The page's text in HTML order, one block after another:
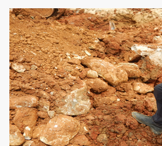
Transportbreite
Transportlänge
Gesamtgewicht